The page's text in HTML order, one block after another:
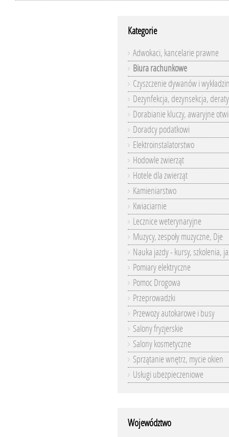
Kategorie
Adwokaci, kancelarie prawne
Biura rachunkowe
Czyszczenie dywanów i
Dezynfekcja, dezynsekcja,
Dorabianie kluczy, awaryjne
Doradcy podatkowi
Elektroinstalatorstwo
Hodowle zwierząt
Hotele dla zwierząt
Kamieniarstwo
Kwiaciarnie
Lecznice weterynaryjne
Muzycy, zespoły muzyczne, Dje
Nauka jazdy - kursy, szkolenia,
Pomiary elektryczne
Pomoc Drogowa
Przeprowadzki
Przewozy autokarowe i busy
Salony fryzjerskie
Salony kosmetyczne
Sprzątanie wnętrz, mycie okien
Usługi ubezpieczeniowe
Województwo